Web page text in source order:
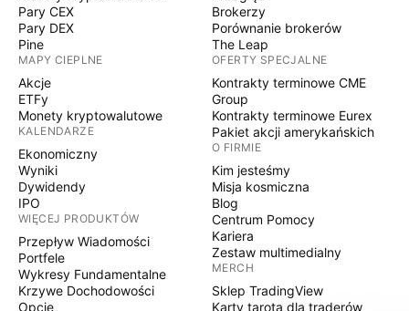
Pary CEX
Pary DEX
Pine
MAPY CIEPLNE
Akcje
ETFy
Monety kryptowalutowe
KALENDARZE
Ekonomiczny
Wyniki
Dywidendy
IPO
WIĘCEJ PRODUKTÓW
Przepływ Wiadomości
Portfele
Wykresy Fundamentalne
Krzywe Dochodowości
Opcje
Brokerzy
Porównanie brokerów
The Leap
OFERTY SPECJALNE
Kontrakty terminowe CME
Group
Kontrakty terminowe Eurex
Pakiet akcji amerykańskich
O FIRMIE
Kim jesteśmy
Misja kosmiczna
Blog
Centrum Pomocy
Kariera
Zestaw multimedialny
MERCH
Sklep TradingView
Karty tarota dla traderów